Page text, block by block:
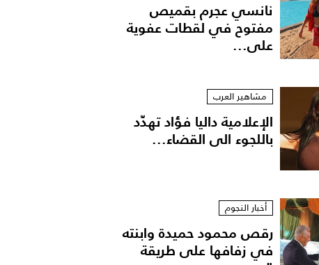
نانسي عجرم بقميص
مفتوح في لقطات عفوية
على...
مشاهير العرب
الإعلامية داليا فؤاد تهدّد
باللجوء الى القضاء...
أخبار النجوم
رقص محمود حميدة وابنته
في زفافها على طريقة